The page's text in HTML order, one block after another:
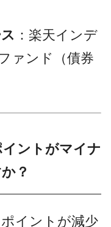
：楽天インデ
ァンド（債券
ントがマイナ
？
イントが減少